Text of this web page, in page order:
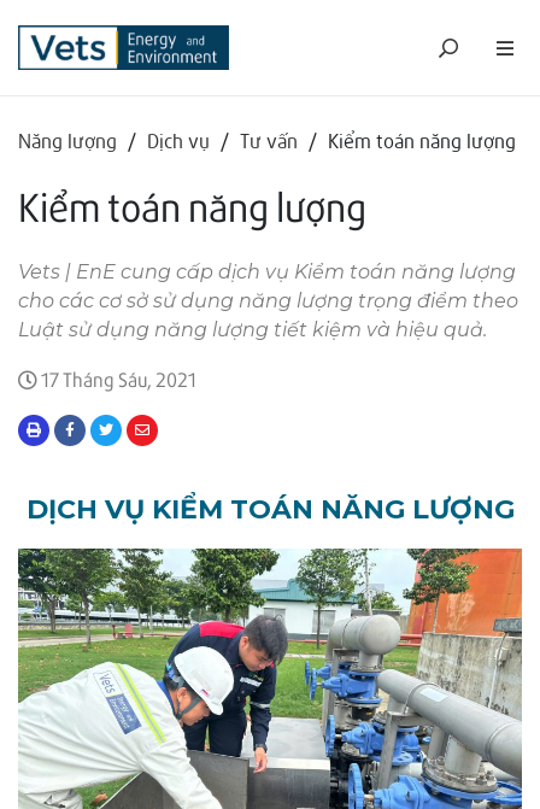
Năng lượng / Dịch vụ / Tư vấn / Kiểm toán năng lượng
Kiểm toán năng lượng
Vets | EnE cung cấp dịch vụ Kiểm toán năng lượng
cho các cơ sở sử dụng năng lượng trọng điểm theo
Luật sử dụng năng lượng tiết kiệm và hiệu quả.
17 Tháng Sáu, 2021
DỊCH VỤ KIỂM TOÁN NĂNG LƯỢNG